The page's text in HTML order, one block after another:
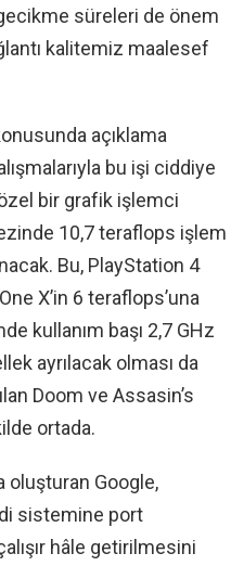
süreleri de önem
kalitemiz maalesef
açıklama
bu işi ciddiye
özel bir grafik işlemci
10,7 teraflops işlem
Bu, PlayStation 4
X’in 6 teraflops’una
kullanım başı 2,7 GHz
ayrılacak olması da
Doom ve Assasin’s
ortada.
oluşturan Google,
sistemine port
hâle getirilmesini